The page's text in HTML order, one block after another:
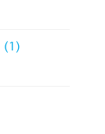
(1)